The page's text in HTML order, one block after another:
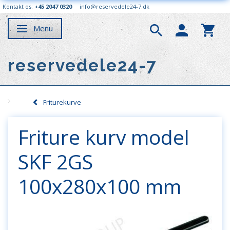
Kontakt os: +45 2047 0320 info@reservedele24-7.dk
Skifte navigation
Menu
reservedele24-7
Friturekurve
Friture kurv model
SKF 2GS
100x280x100 mm